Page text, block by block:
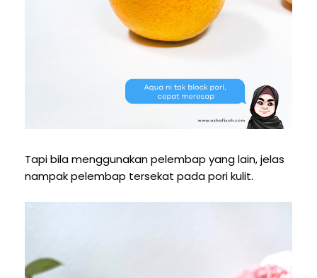
Tapi bila menggunakan pelembap yang lain, jelas
nampak pelembap tersekat pada pori kulit.